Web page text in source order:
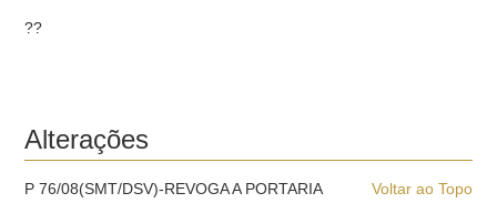
??
Alterações
Voltar ao Topo
P 76/08(SMT/DSV)-REVOGA A PORTARIA